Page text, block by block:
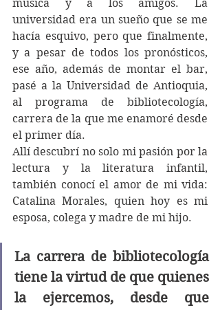
música y a los amigos. La
universidad era un sueño que se me
hacía esquivo, pero que finalmente,
y a pesar de todos los pronósticos,
ese año, además de montar el bar,
pasé a la Universidad de Antioquia,
al programa de bibliotecología,
carrera de la que me enamoré desde
el primer día.
Allí descubrí no solo mi pasión por la
lectura y la literatura infantil,
también conocí el amor de mi vida:
Catalina Morales, quien hoy es mi
esposa, colega y madre de mi hijo.
La carrera de bibliotecología
tiene la virtud de que quienes
la ejercemos, desde que